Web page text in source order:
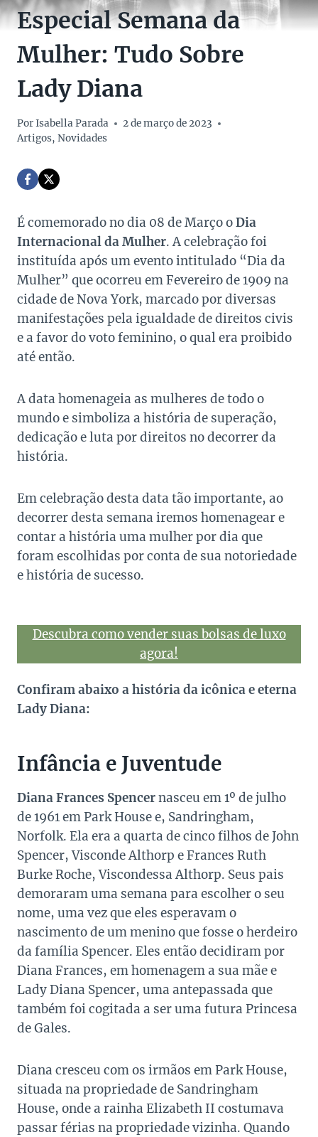
Especial Semana da
Mulher: Tudo Sobre
Lady Diana
PorIsabella Parada
2 de março de 2023
Artigos, Novidades
É comemorado no dia 08 de Março oDia
Internacional da Mulher. A celebração foi
instituída após um evento intitulado “Dia da
Mulher” que ocorreu em Fevereiro de 1909 na
cidade de Nova York, marcado por diversas
manifestações pela igualdade de direitos civis
e a favor do voto feminino, o qual era proibido
até então.
A data homenageia as mulheres de todo o
mundo e simboliza a história de superação,
dedicação e luta por direitos no decorrer da
história.
Em celebração desta data tão importante, ao
decorrer desta semana iremos homenagear e
contar a história uma mulher por dia que
foram escolhidas por conta de sua notoriedade
e história de sucesso.
Descubra como vender suas bolsas de luxo
agora!
Confiram abaixo a história da icônica e eterna
Lady Diana:
Infância e Juventude
Diana Frances Spencernasceu em 1º de julho
de 1961 em Park House e, Sandringham,
Norfolk. Ela era a quarta de cinco filhos de John
Spencer, Visconde Althorp e Frances Ruth
Burke Roche, Viscondessa Althorp. Seus pais
demoraram uma semana para escolher o seu
nome, uma vez que eles esperavam o
nascimento de um menino que fosse o herdeiro
da família Spencer. Eles então decidiram por
Diana Frances, em homenagem a sua mãe e
Lady Diana Spencer, uma antepassada que
também foi cogitada a ser uma futura Princesa
de Gales.
Diana cresceu com os irmãos em Park House,
situada na propriedade de Sandringham
House, onde a rainha Elizabeth II costumava
passar férias na propriedade vizinha. Quando